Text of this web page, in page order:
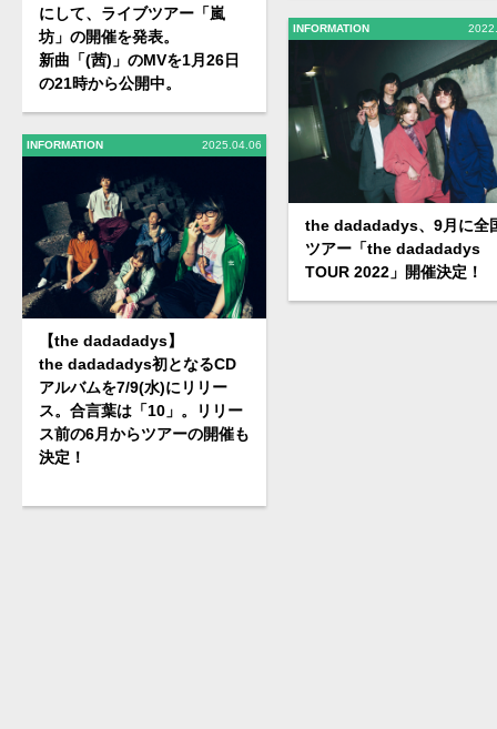
にして、ライブツアー「嵐
坊」の開催を発表。
新曲「(茜)」のMVを1月26日
の21時から公開中。
INFORMATION 2025.04.06
【the dadadadys】
the dadadadys初となるCD
アルバムを7/9(水)にリリー
ス。合言葉は「10」。リリー
ス前の6月からツアーの開催も
決定！
INFORMATION
the dadadadys、9月に全
ツアー「the dadadadys
TOUR 2022」開催決定！